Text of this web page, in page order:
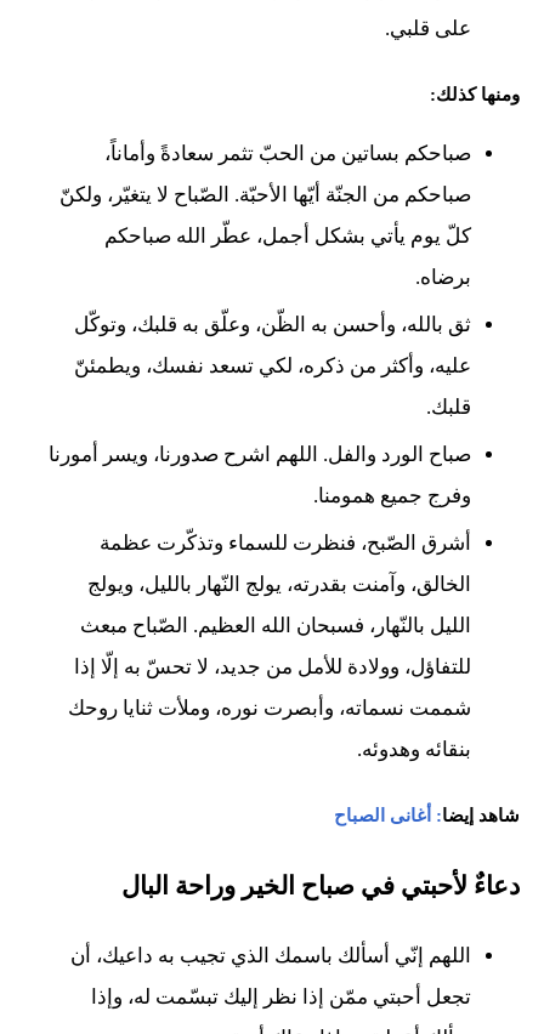
على قلبي.
ومنها كذلك:
صباحكم بساتين من الحبّ تثمر سعادةً وأماناً،
صباحكم من الجنّة أيّها الأحبّة. الصّباح لا يتغيّر، ولكنّ
كلّ يوم يأتي بشكل أجمل، عطّر الله صباحكم
برضاه.
ثق بالله، وأحسن به الظّن، وعلّق به قلبك، وتوكّل
عليه، وأكثر من ذكره، لكي تسعد نفسك، ويطمئنّ
قلبك.
صباح الورد والفل. اللهم اشرح صدورنا، ويسر أمورنا
وفرج جميع همومنا.
أشرق الصّبح، فنظرت للسماء وتذكّرت عظمة
الخالق، وآمنت بقدرته، يولج النّهار بالليل، ويولج
الليل بالنّهار، فسبحان الله العظيم. الصّباح مبعث
للتفاؤل، وولادة للأمل من جديد، لا تحسّ به إلّا إذا
شممت نسماته، وأبصرت نوره، وملأت ثنايا روحك
بنقائه وهدوئه.
شاهد إيضا: أغانى الصباح
دعاءٌ لأحبتي في صباح الخير وراحة البال
اللهم إنّي أسألك باسمك الذي تجيب به داعيك، أن
تجعل أحبتي ممّن إذا نظر إليك تبسّمت له، وإذا